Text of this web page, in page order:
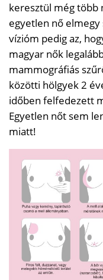
keresztül még több
egyetlen nő
vízióm pedig az,
magyar nők
mammográfiás
közötti hölgyek 2
időben felfedezett
Egyetlen nőt sem
miatt!